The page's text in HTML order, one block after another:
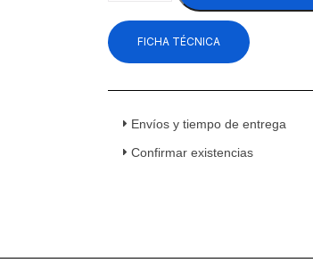
Estufa
Con
Horno
Gas
Inoxidable
FICHA TÉCNICA
Envíos y tiempo de entrega
Confirmar existencias